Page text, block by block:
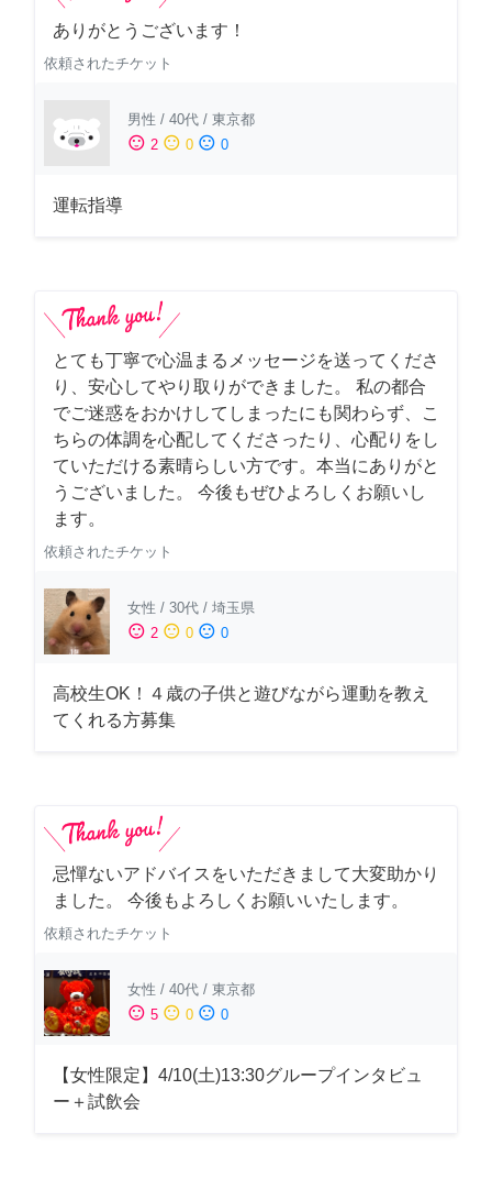
ありがとうございます！
依頼されたチケット
男性 / 40代 / 東京都
sentiment_satisfied 2 sentiment_neutral 0 sentiment_dissatisfied 0
運転指導
とても丁寧で心温まるメッセージを送ってくださ
り、安心してやり取りができました。 私の都合
でご迷惑をおかけしてしまったにも関わらず、こ
ちらの体調を心配してくださったり、心配りをし
ていただける素晴らしい方です。本当にありがと
うございました。 今後もぜひよろしくお願いし
ます。
依頼されたチケット
女性 / 30代 / 埼玉県
sentiment_satisfied 2 sentiment_neutral 0 sentiment_dissatisfied 0
高校生OK！４歳の子供と遊びながら運動を教え
てくれる方募集
忌憚ないアドバイスをいただきまして大変助かり
ました。 今後もよろしくお願いいたします。
依頼されたチケット
女性 / 40代 / 東京都
sentiment_satisfied 5 sentiment_neutral 0 sentiment_dissatisfied 0
【女性限定】4/10(土)13:30グループインタビュ
ー＋試飲会